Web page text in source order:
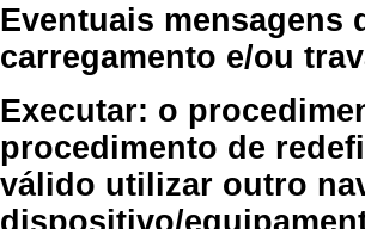
Eventuais mensagens
carregamento e/ou
Executar: o
procedimento de
válido utilizar outro